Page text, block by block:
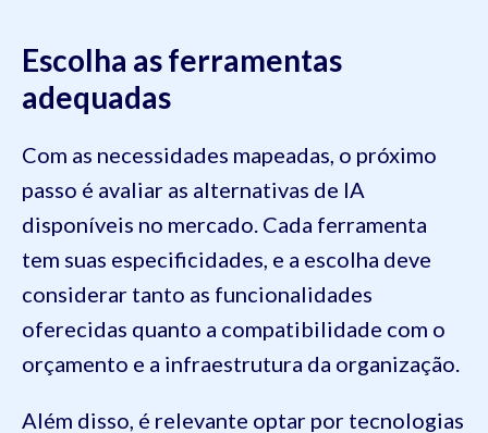
Escolha as ferramentas
adequadas
Com as necessidades mapeadas, o próximo
passo é avaliar as alternativas de IA
disponíveis no mercado. Cada ferramenta
tem suas especificidades, e a escolha deve
considerar tanto as funcionalidades
oferecidas quanto a compatibilidade com o
orçamento e a infraestrutura da organização.
Além disso, é relevante optar por tecnologias